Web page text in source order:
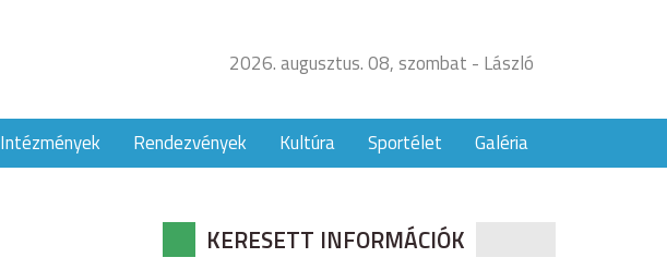
2026. augusztus. 08, szombat - László
Intézmények Rendezvények Kultúra Sportélet Galéria
KERESETT INFORMÁCIÓK